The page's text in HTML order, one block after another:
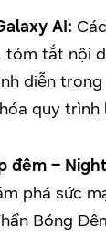
AI:
tóm tắt nội
diễn
quy trình
đêm –
phá sức
Bóng